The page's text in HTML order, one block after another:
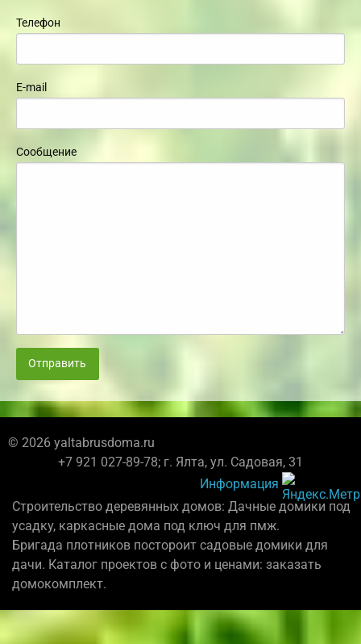
Телефон
E-mail
Сообщение
Отправить
© 2026 yaltabrusdoma.ru
+7 921 027-89-78; г. Ялта, ул. Садовая, 31
Информация
Строительство деревянных домов: Дачные домики под
усадку, каркасные дома под ключ для пмж.
Бригада плотников постороит садовые домики для
дачи. Каталог проектов с фото и ценами: заказать
домокомплект.